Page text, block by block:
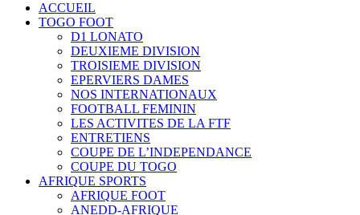
ACCUEIL
TOGO FOOT
D1 LONATO
DEUXIEME DIVISION
TROISIEME DIVISION
EPERVIERS DAMES
NOS INTERNATIONAUX
FOOTBALL FEMININ
LES ACTIVITES DE LA FTF
ENTRETIENS
COUPE DE L’INDEPENDANCE
COUPE DU TOGO
AFRIQUE SPORTS
AFRIQUE FOOT
ANEDD-AFRIQUE